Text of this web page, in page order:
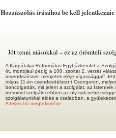
Hozzászólás írásához be kell jelentkeznie
Jót tenni másokkal – ez az örömteli
A Kárpátaljai Református Egyházkerület a
öt, mottójául pedig a 100. zsoltár 2. versét
örvendezéssel; menjetek eléje vígassággal”.
május 11-én csendesdélutánt Csongoron,
boncolgatták, mit jelent a szolgálat, az
örömmel szolgálni ebben az oly sok
szolgálatunkkal áldás a családban, a
A teljes hír megtekintése